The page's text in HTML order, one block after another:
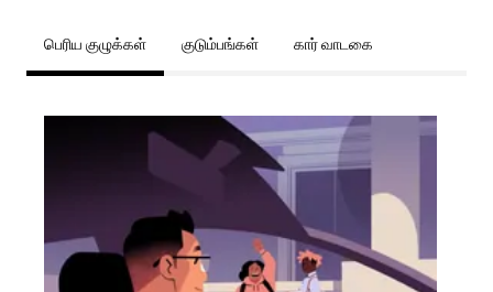
பெரிய குழுக்கள் குடும்பங்கள் கார் வாடகை